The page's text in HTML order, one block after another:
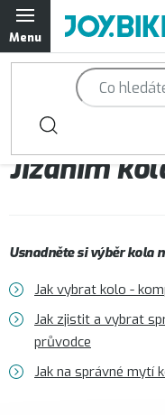
Přejít
na
obsah
Trailová kola Qayron
Horská kola Qayron
Dámská horská kola
Doplňky a oblečení
Kontakt Servisní a
Jízdním
Usnadněte si výběr kola
Jak vybrat kolo -
Jak zjistit a vybrat
průvodce
Jak na správné mytí